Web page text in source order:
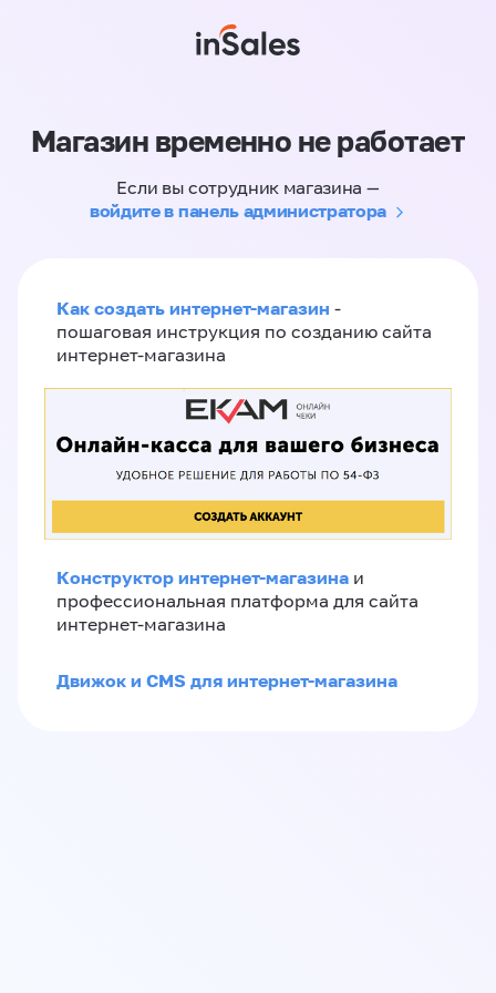
Магазин временно не работает
Если вы сотрудник магазина —
войдите в панель администратора
Как создать интернет-магазин -
пошаговая инструкция по созданию сайта
интернет-магазина
Конструктор интернет-магазина и
профессиональная платформа для сайта
интернет-магазина
Движок и CMS для интернет-магазина